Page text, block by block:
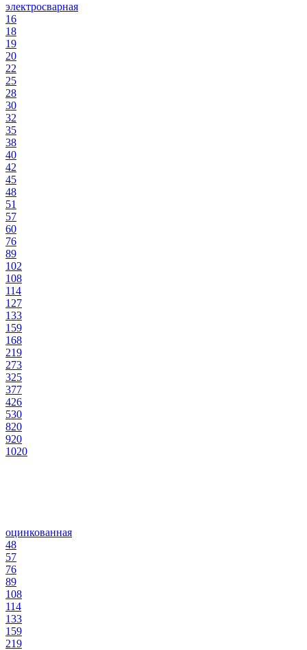
электросварная
16
18
19
20
22
25
28
30
32
35
38
40
42
45
48
51
57
60
76
89
102
108
114
127
133
159
168
219
273
325
377
426
530
820
920
1020
оцинкованная
48
57
76
89
108
114
133
159
219